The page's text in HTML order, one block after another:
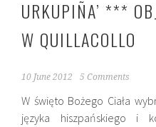
URKUPIÑA’ ***
W QUILLACOLLO
10 June 2012 5 Comments
W święto Bożego Ciała
języka hiszpańskiego i